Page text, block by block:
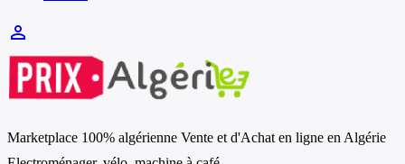
person_outline
Marketplace 100% algérienne Vente et d'Achat en ligne en Algérie